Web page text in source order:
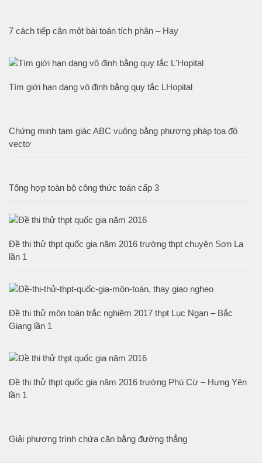
7 cách tiếp cận một bài toán tích phân – Hay
Tìm giới hạn dạng vô định bằng quy tắc LHopital
Chứng minh tam giác ABC vuông bằng phương pháp tọa độ
vectơ
Tổng hợp toàn bộ công thức toán cấp 3
Đề thi thử thpt quốc gia năm 2016 trường thpt chuyên Sơn La
lần 1
Đề thi thử môn toán trắc nghiệm 2017 thpt Lục Ngạn – Bắc
Giang lần 1
Đề thi thử thpt quốc gia năm 2016 trường Phù Cừ – Hưng Yên
lần 1
Giải phương trình chứa căn bằng đường thẳng